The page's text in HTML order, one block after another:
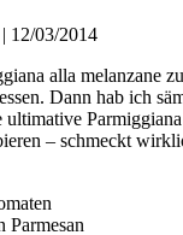
| 12/03/2014
alla melanzane
Dann hab ich
– schmeckt
Parmesan